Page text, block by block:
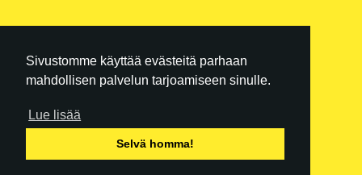
Sivustomme käyttää evästeitä parhaan
mahdollisen palvelun tarjoamiseen sinulle.
Lue lisää
Selvä homma!